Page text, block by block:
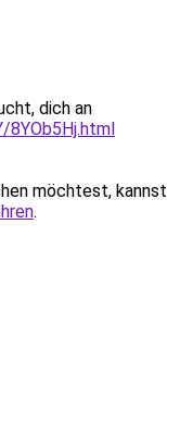
dich an
möchtest, kannst
.